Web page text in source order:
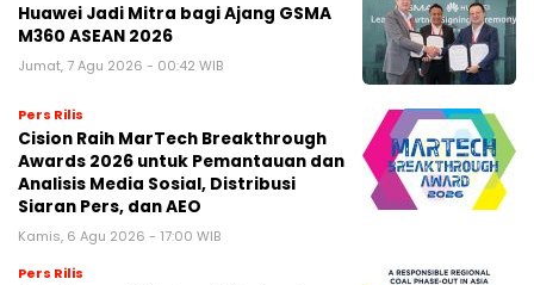
Huawei Jadi Mitra bagi Ajang GSMA
M360 ASEAN 2026
Jumat, 7 Agu 2026 - 00:42 WIB
Pers Rilis
Cision Raih MarTech Breakthrough
Awards 2026 untuk Pemantauan dan
Analisis Media Sosial, Distribusi
Siaran Pers, dan AEO
Kamis, 6 Agu 2026 - 17:00 WIB
Pers Rilis